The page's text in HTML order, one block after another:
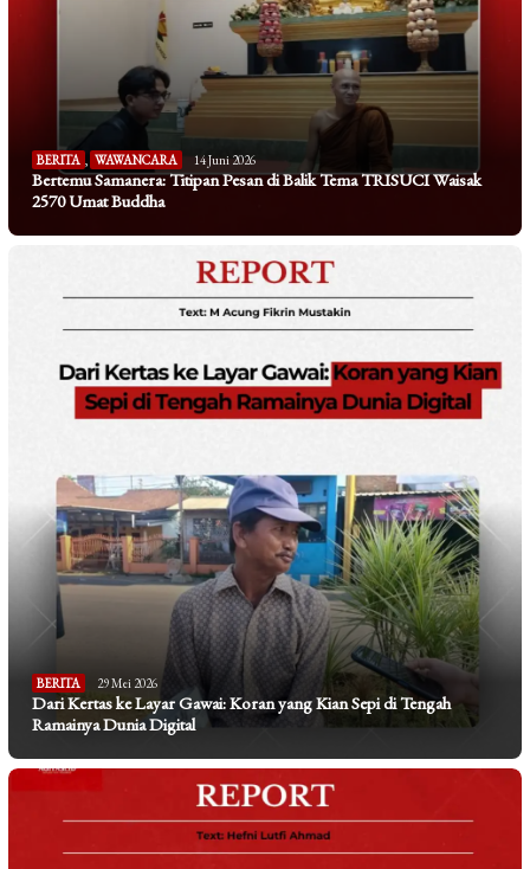
BERITA , WAWANCARA 14 Juni 2026
Bertemu Samanera: Titipan Pesan di Balik Tema TRISUCI Waisak
2570 Umat Buddha
BERITA 29 Mei 2026
Dari Kertas ke Layar Gawai: Koran yang Kian Sepi di Tengah
Ramainya Dunia Digital